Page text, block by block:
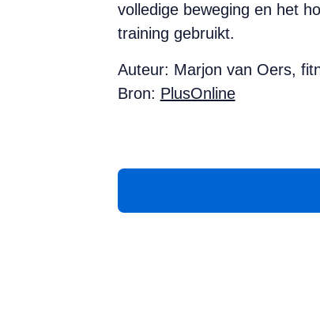
volledige beweging en het
training gebruikt.
Auteur: Marjon van Oers,
Bron: PlusOnline